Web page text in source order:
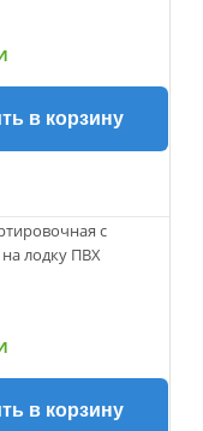
в корзину
с
лодку ПВХ
в корзину